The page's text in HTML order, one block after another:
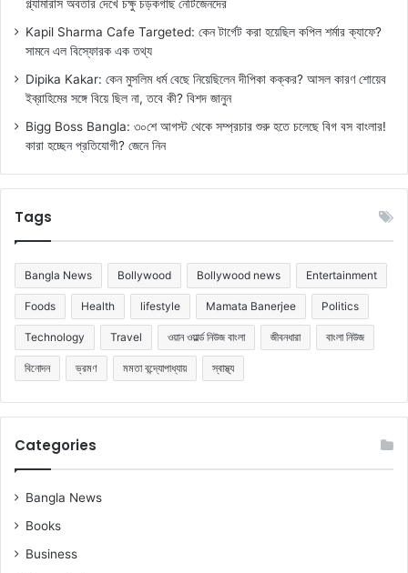
গ্ল্যামারাস অবতার দেখে চক্ষু চড়কগাছ নেটিজেনদের
Kapil Sharma Cafe Targeted: কেন টার্গেট করা হয়েছিল কপিল শর্মার ক্যাফে?
সামনে এল বিস্ফোরক এক তথ্য
Dipika Kakar: কেন মুসলিম ধর্ম বেছে নিয়েছিলেন দীপিকা কক্কর? আসল কারণ শোয়েব
ইব্রাহিমের সঙ্গে বিয়ে ছিল না, তবে কী? বিশদ জানুন
Bigg Boss Bangla: ৩০শে আগস্ট থেকে সম্প্রচার শুরু হতে চলেছে বিগ বস বাংলার!
কারা হচ্ছেন প্রতিযোগী? জেনে নিন
Tags
Bangla News Bollywood Bollywood news Entertainment
Foods Health lifestyle Mamata Banerjee Politics
Technology Travel ওয়ান ওয়ার্ল্ড নিউজ বাংলা জীবনধারা বাংলা নিউজ
বিনোদন ভ্রমণ মমতা বন্দ্যোপাধ্যায় স্বাস্থ্য
Categories
Bangla News
Books
Business